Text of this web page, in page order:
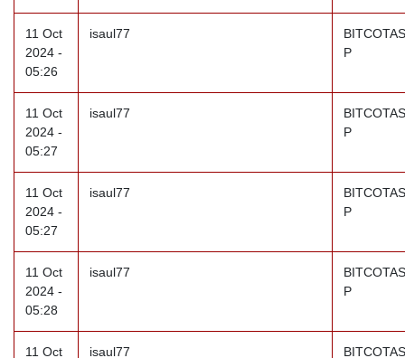
11 Oct
2024 -
05:26
isaul77
P
11 Oct
2024 -
05:27
isaul77
P
11 Oct
2024 -
05:27
isaul77
P
11 Oct
2024 -
05:28
isaul77
P
11 Oct isaul77